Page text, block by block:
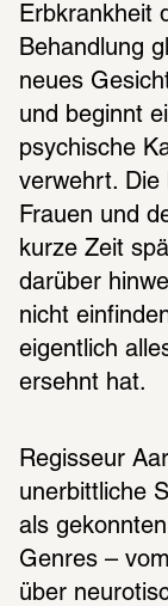
Erbkrankheit
Behandlung
neues
und beginnt
psychische
verwehrt. Die
Frauen und
kurze Zeit
darüber
nicht
eigentlich
ersehnt hat.
Regisseur
unerbittliche
als
Genres –
über